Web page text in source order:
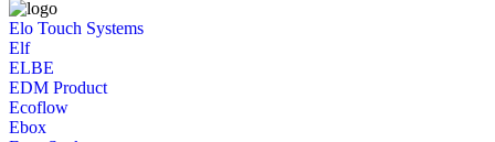
Elo Touch Systems
Elf
ELBE
EDM Product
Ecoflow
Ebox